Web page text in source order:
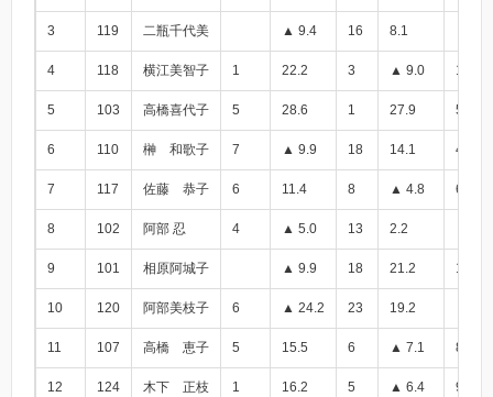
3 119 二瓶千代美 ▲ 9.4 16 8.1
4 118 横江美智子 1 22.2 3 ▲ 9.0 13.2
5 103 高橋喜代子 5 28.6 1 27.9 56.5
6 110 榊 和歌子 7 ▲ 9.9 18 14.1 4.2
7 117 佐藤 恭子 6 11.4 8 ▲ 4.8 6.6
8 102 阿部 忍 4 ▲ 5.0 13 2.2
9 101 相原阿城子 ▲ 9.9 18 21.2 11.3
10 120 阿部美枝子 6 ▲ 24.2 23 19.2
11 107 高橋 恵子 5 15.5 6 ▲ 7.1 8.4
12 124 木下 正枝 1 16.2 5 ▲ 6.4 9.8